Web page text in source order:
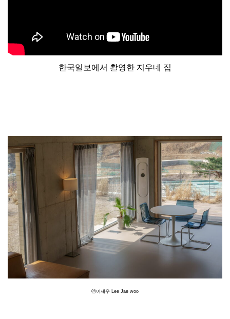
한국일보에서 촬영한 지우네 집
ⓒ이재우 Lee Jae woo